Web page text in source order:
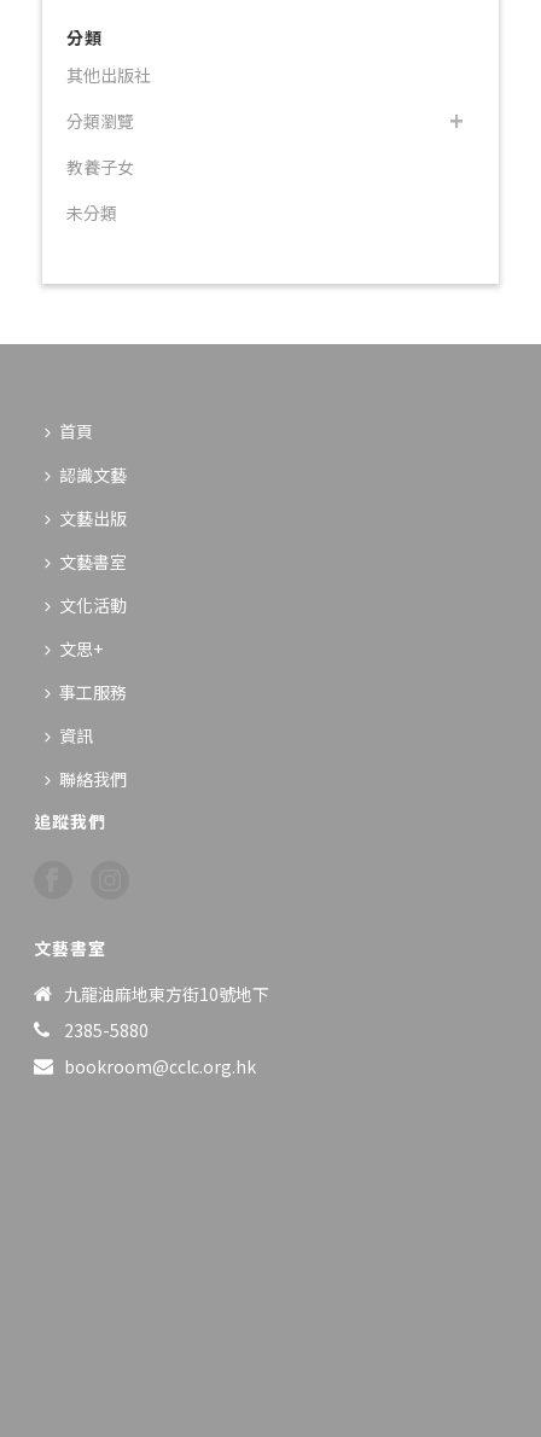
分類
其他出版社
分類瀏覽
教養子女
未分類
首頁
認識文藝
文藝出版
文藝書室
文化活動
文思+
事工服務
資訊
聯絡我們
追蹤我們
文藝書室
九龍油麻地東方街10號地下
2385-5880
bookroom@cclc.org.hk